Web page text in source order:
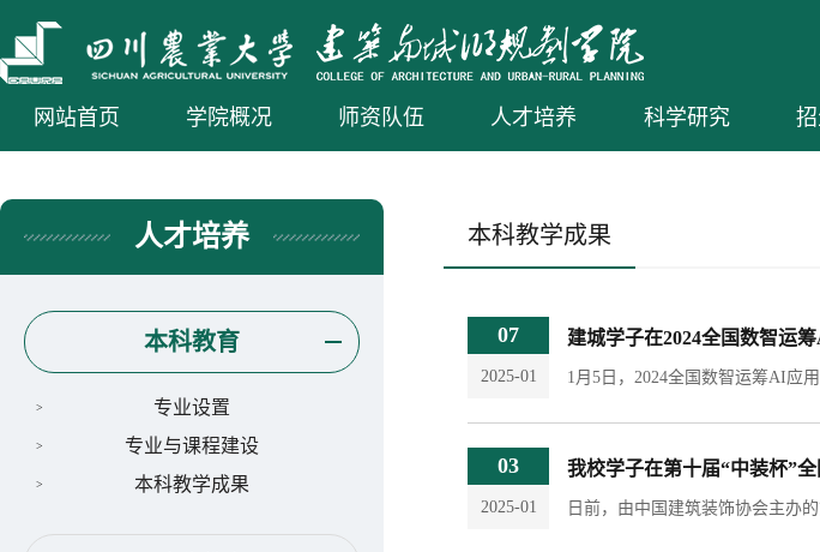
网站首页 学院概况 师资队伍 人才培养 科学研究
人才培养
本科教育
专业设置
专业与课程建设
本科教学成果
本科教学成果
07
2025-01
建城学子在2024全国数智运
03
2025-01
我校学子在第十届“中装杯”